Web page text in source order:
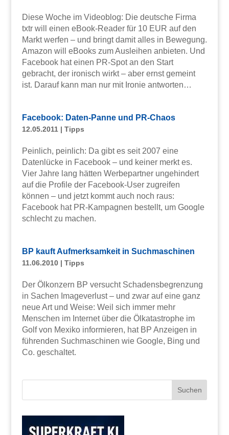
Diese Woche im Videoblog: Die deutsche Firma
txtr will einen eBook-Reader für 10 EUR auf den
Markt werfen – und bringt damit alles in Bewegung.
Amazon will eBooks zum Ausleihen anbieten. Und
Facebook hat einen PR-Spot an den Start
gebracht, der ironisch wirkt – aber ernst gemeint
ist. Darauf kann man nur mit Ironie antworten…
Facebook: Daten-Panne und PR-Chaos
12.05.2011| Tipps
Peinlich, peinlich: Da gibt es seit 2007 eine
Datenlücke in Facebook – und keiner merkt es.
Vier Jahre lang hätten Werbepartner ungehindert
auf die Profile der Facebook-User zugreifen
können – und jetzt kommt auch noch raus:
Facebook hat PR-Kampagnen bestellt, um Google
schlecht zu machen.
BP kauft Aufmerksamkeit in Suchmaschinen
11.06.2010| Tipps
Der Ölkonzern BP versucht Schadensbegrenzung
in Sachen Imageverlust – und zwar auf eine ganz
neue Art und Weise: Weil sich immer mehr
Menschen im Internet über die Ölkatastrophe im
Golf von Mexiko informieren, hat BP Anzeigen in
führenden Suchmaschinen wie Google, Bing und
Co. geschaltet.